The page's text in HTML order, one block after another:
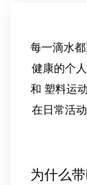
每一滴水
健康的个
和 塑料运
在日常活
为什么